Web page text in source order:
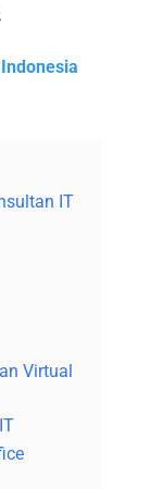
IT
Virtual